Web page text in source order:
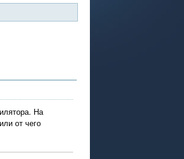
На
от чего